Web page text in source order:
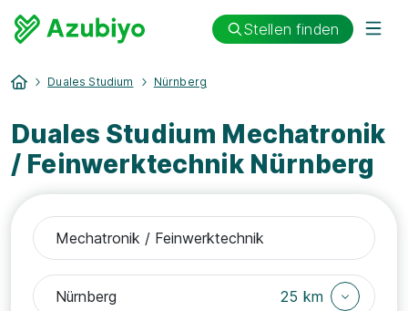
Stellen finden
Duales Studium Nürnberg
Duales Studium Mechatronik
/ Feinwerktechnik Nürnberg
25 km